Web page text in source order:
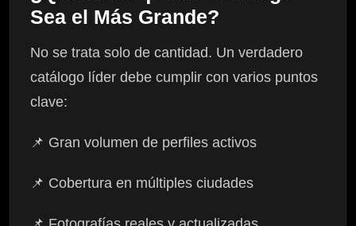
Sea el Más Grande?
No se trata solo de cantidad. Un verdadero
catálogo líder debe cumplir con varios puntos
clave:
📌 Gran volumen de perfiles activos
📌 Cobertura en múltiples ciudades